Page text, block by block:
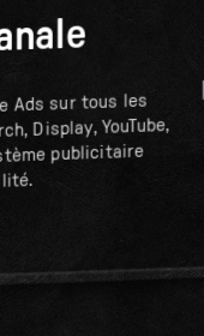
Ads sur tous les
Display, YouTube,
publicitaire